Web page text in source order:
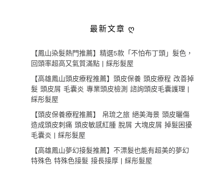
最新文章 ღ
【鳳山染髮熱門推薦】精選5款「不怕布丁頭」髮色，
回頭率超高又氣質滿點 | 綵彤髮屋
【高雄鳳山頭皮療程推薦】頭皮保養 頭皮療程 改善掉
髮 頭皮屑 毛囊炎 專業頭皮檢測 諮詢頭皮毛囊護理 |
綵彤髮屋
【頭皮保養療程推薦】 帛琉之旅 絕美海景 頭皮曬傷
造成頭皮刺痛 頭皮敏感紅腫 脫屑 大塊皮屑 掉髮困擾
毛囊炎 | 綵彤髮屋
【高雄鳳山夢幻接髮推薦】不漂髮也能有超美的夢幻
特殊色 特殊色接髮 接長接厚 | 綵彤髮屋